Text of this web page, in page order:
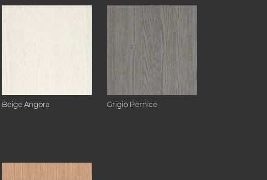
Beige Angora Grigio Pernice